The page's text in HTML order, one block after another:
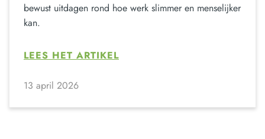
bewust uitdagen rond hoe werk slimmer en menselijker
kan.
LEES HET ARTIKEL
13 april 2026